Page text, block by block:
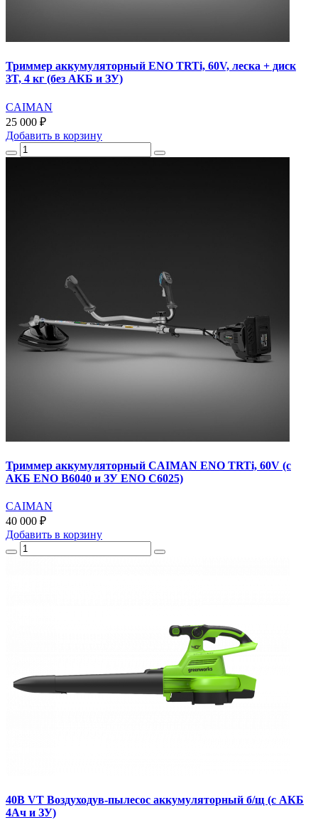
Триммер аккумуляторный ENO TRTi, 60V, леска + диск
3T, 4 кг (без АКБ и ЗУ)
CAIMAN
25 000 ₽
Добавить в корзину
Триммер аккумуляторный CAIMAN ENO TRTi, 60V (с
АКБ ENO B6040 и ЗУ ENO C6025)
CAIMAN
40 000 ₽
Добавить в корзину
40В VT Воздуходув-пылесос аккумуляторный б/щ (с АКБ
4Ач и ЗУ)